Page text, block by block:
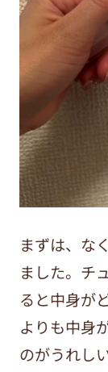
まずは、な
ました。チ
ると中身が
よりも中身
のがうれし